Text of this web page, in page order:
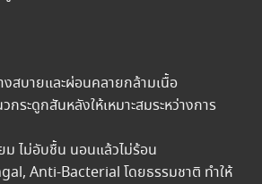
งสบายและผ่อนคลายกล้ามเนื้อ
ะดูกสันหลังให้เหมาะสมระหว่างการ
ม ไม่อับชื้น นอนแล้วไม่ร้อน
Anti-Bacterial โดยธรรมชาติ ทำให้